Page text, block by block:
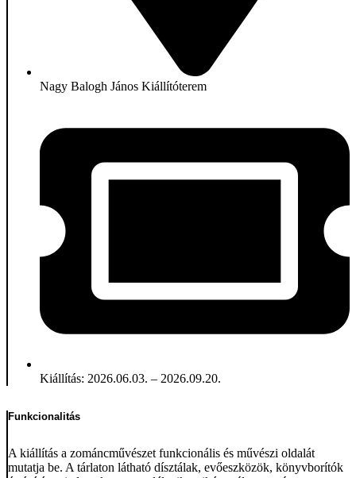
Nagy Balogh János Kiállítóterem
Kiállítás: 2026.06.03. – 2026.09.20.
Funkcionalitás
A kiállítás a zománcművészet funkcionális és művészi oldalát
mutatja be. A tárlaton látható dísztálak, evőeszközök, könyvborítók